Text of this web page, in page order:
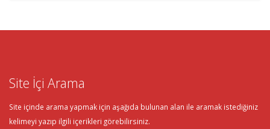
Site İçi Arama
Site içinde arama yapmak için aşağıda bulunan alan ile aramak istediğiniz
kelimeyi yazıp ilgili içerikleri görebilirsiniz.